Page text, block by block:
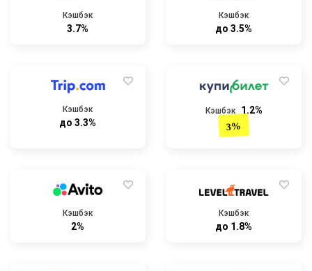
Кэшбэк
3.7%
Кэшбэк
до 3.5%
Кэшбэк
до 3.3%
Кэшбэк 1.2%
3%
Кэшбэк
2%
Кэшбэк
до 1.8%